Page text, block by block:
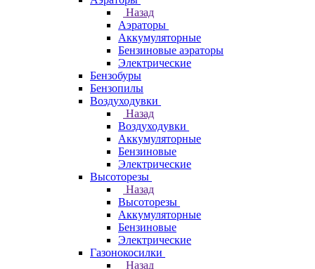
Назад
Аэраторы
Аккумуляторные
Бензиновые аэраторы
Электрические
Бензобуры
Бензопилы
Воздуходувки
Назад
Воздуходувки
Аккумуляторные
Бензиновые
Электрические
Высоторезы
Назад
Высоторезы
Аккумуляторные
Бензиновые
Электрические
Газонокосилки
Назад